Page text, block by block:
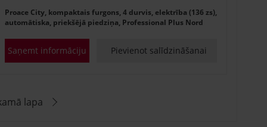
Proace City, kompaktais furgons, 4 durvis, elektrība (136 zs),
automātiska, priekšējā piedziņa, Professional Plus Nord
Saņemt informāciju Pievienot salīdzināšanai
lapa